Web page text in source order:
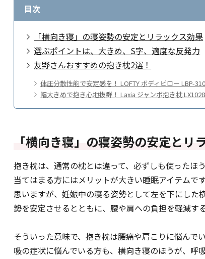
目次
「横向き寝」の寝姿勢の安定とリラックス効果
選ぶポイントは、大きめ、S字、適度な反発力
友野さんおすすめの抱き枕2選！
体圧分散性能で安定感を！ LOFTY ボディピロー LBP-310
幅大きめで抱き心地抜群！ Laxia ジャンボ抱き枕 LX1028
「横向き寝」の寝姿勢の安定とリ
抱き枕は、通常の枕とは違って、必ずしも使ったほ
当てはまる方にはメリットが大きい睡眠アイテムで
思いますが、妊娠中の寝る姿勢として左を下にし
勢を安定させるとともに、腰や肩への負担を軽減す
そういった意味で、抱き枕は腰痛や肩こりに悩んで
吸の症状に悩んでいる方も、横向き寝のほうが、呼